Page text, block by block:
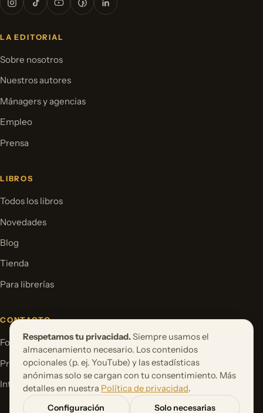
LA EDITORIAL
Sobre nosotros
Nuestros autores
Mánagers y agencias
Empleo
Prensa
LIBROS
Todos los libros
Novedades
Blog
Tienda
Para librerías
CONTACTO
Formulario de contacto
Proponer un proyecto de libro
International Rights
Respetamos tu privacidad. Siempre usamos el
almacenamiento necesario. Los contenidos
opcionales (p. ej. YouTube) y las estadísticas
anónimas solo se cargan con tu consentimiento. Más
detalles en nuestra Política de privacidad.
Configuración
Solo necesarias